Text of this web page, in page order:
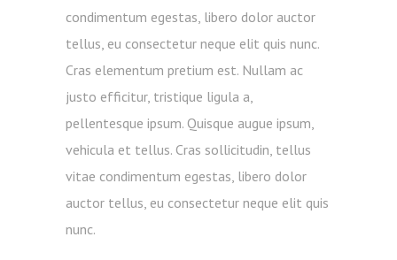
condimentum egestas, libero dolor auctor
tellus, eu consectetur neque elit quis nunc.
Cras elementum pretium est. Nullam ac
justo efficitur, tristique ligula a,
pellentesque ipsum. Quisque augue ipsum,
vehicula et tellus. Cras sollicitudin, tellus
vitae condimentum egestas, libero dolor
auctor tellus, eu consectetur neque elit quis
nunc.